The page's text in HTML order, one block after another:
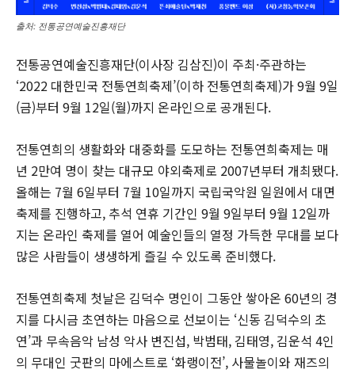
출처: 전통공연예술진흥재단
전통공연예술진흥재단(이사장 김삼진)이 주최·주관하는
‘2022 대한민국 전통연희축제’(이하 전통연희축제)가 9월 9일
(금)부터 9월 12일(월)까지 온라인으로 공개된다.
전통연희의 생활화와 대중화를 도모하는 전통연희축제는 매
년 2만여 명이 찾는 대규모 야외축제로 2007년부터 개최됐다.
올해는 7월 6일부터 7월 10일까지 국립국악원 일원에서 대면
축제를 진행하고, 추석 연휴 기간인 9월 9일부터 9월 12일까
지는 온라인 축제를 열어 예술인들의 열정 가득한 무대를 보다
많은 사람들이 생생하게 즐길 수 있도록 준비했다.
전통연희축제 첫날은 김덕수 명인이 그동안 쌓아온 60년의 경
지를 다시금 초연하는 마음으로 선보이는 ‘신동 김덕수의 초
연’과 무속음악 남성 악사 변진섭, 박범태, 김태영, 김운석 4인
의 무대인 굿판의 마에스트로 ‘화랭이전’, 사물놀이와 재즈의